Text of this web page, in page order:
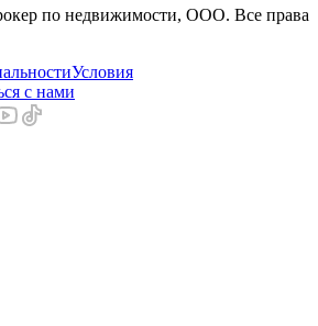
по недвижимости, ООО. Все права
Условия
с нами